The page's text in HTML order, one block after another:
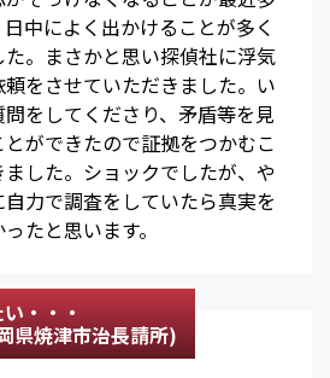
日中によく出かけることが多く
た。まさかと思い探偵社に浮気
をさせていただきました。い
をしてくださり、矛盾等を見
ができたので証拠をつかむこ
ました。ショックでしたが、や
力で調査をしていたら真実を
たと思います。
・・・
県焼津市治長請所)